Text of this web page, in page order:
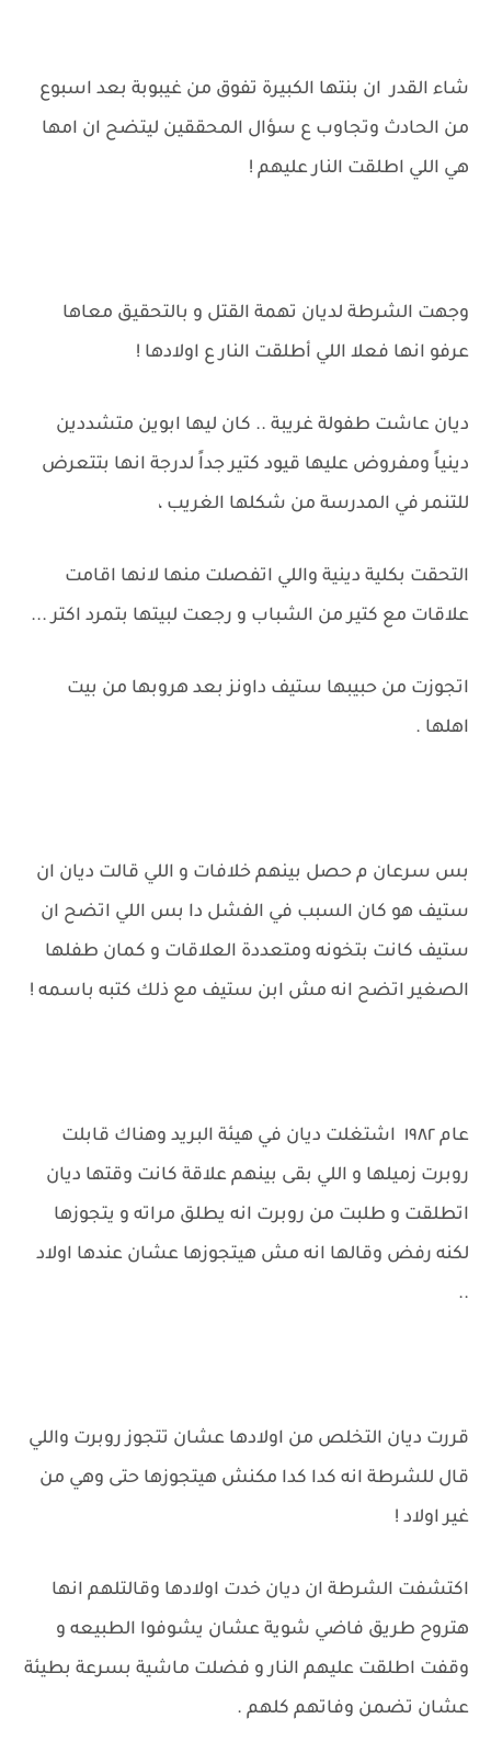
شاء القدر ان بنتها الكبيرة تفوق من غيبوبة بعد اسبوع
من الحادث وتجاوب ع سؤال المحققين ليتضح ان امها
هي اللي اطلقت النار عليهم !
وجهت الشرطة لديان تهمة القتل و بالتحقيق معاها
عرفو انها فعلا اللي أطلقت النار ع اولادها !
ديان عاشت طفولة غريبة .. كان ليها ابوين متشددين
دينياً ومفروض عليها قيود كتير جداً لدرجة انها بتتعرض
للتنمر في المدرسة من شكلها الغريب ،
التحقت بكلية دينية واللي اتفصلت منها لانها اقامت
علاقات مع كتير من الشباب و رجعت لبيتها بتمرد اكتر ...
اتجوزت من حبيبها ستيف داونز بعد هروبها من بيت
اهلها .
بس سرعان م حصل بينهم خلافات و اللي قالت ديان ان
ستيف هو كان السبب في الفشل دا بس اللي اتضح ان
ستيف كانت بتخونه ومتعددة العلاقات و كمان طفلها
الصغير اتضح انه مش ابن ستيف مع ذلك كتبه باسمه !
عام ١٩٨٢ اشتغلت ديان في هيئة البريد وهناك قابلت
روبرت زميلها و اللي بقى بينهم علاقة كانت وقتها ديان
اتطلقت و طلبت من روبرت انه يطلق مراته و يتجوزها
لكنه رفض وقالها انه مش هيتجوزها عشان عندها اولاد
..
قررت ديان التخلص من اولادها عشان تتجوز روبرت واللي
قال للشرطة انه كدا كدا مكنش هيتجوزها حتى وهي من
غير اولاد !
اكتشفت الشرطة ان ديان خدت اولادها وقالتلهم انها
هتروح طريق فاضي شوية عشان يشوفوا الطبيعه و
وقفت اطلقت عليهم النار و فضلت ماشية بسرعة بطيئة
عشان تضمن وفاتهم كلهم .